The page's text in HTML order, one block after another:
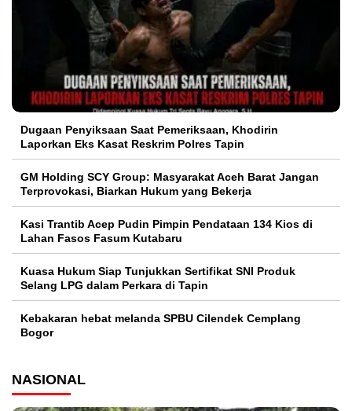
Dugaan Penyiksaan Saat Pemeriksaan, Khodirin
Laporkan Eks Kasat Reskrim Polres Tapin
GM Holding SCY Group: Masyarakat Aceh Barat Jangan
Terprovokasi, Biarkan Hukum yang Bekerja
Kasi Trantib Acep Pudin Pimpin Pendataan 134 Kios di
Lahan Fasos Fasum Kutabaru
Kuasa Hukum Siap Tunjukkan Sertifikat SNI Produk
Selang LPG dalam Perkara di Tapin
Kebakaran hebat melanda SPBU Cilendek Cemplang
Bogor
NASIONAL